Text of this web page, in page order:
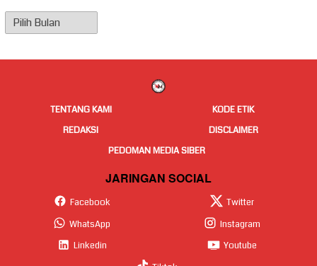
Arsip
Berita
TENTANG KAMI
KODE ETIK
REDAKSI
DISCLAIMER
PEDOMAN MEDIA SIBER
JARINGAN SOCIAL
Facebook
Twitter
WhatsApp
Instagram
Linkedin
Youtube